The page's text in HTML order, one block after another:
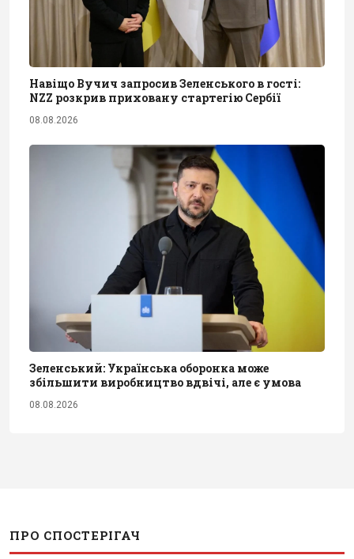
Навіщо Вучич запросив Зеленського в гості:
NZZ розкрив приховану стартегію Сербії
08.08.2026
Зеленський: Українська оборонка може
збільшити виробництво вдвічі, але є умова
08.08.2026
ПРО СПОСТЕРІГАЧ